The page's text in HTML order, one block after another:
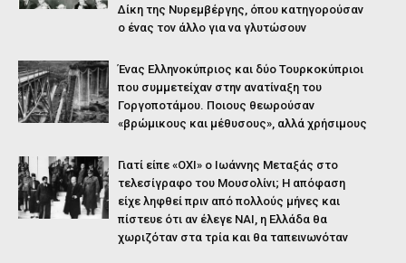
Δίκη της Νυρεμβέργης, όπου κατηγορούσαν
ο ένας τον άλλο για να γλυτώσουν
Ένας Ελληνοκύπριος και δύο Τουρκοκύπριοι
που συμμετείχαν στην ανατίναξη του
Γοργοποτάμου. Ποιους θεωρούσαν
«βρώμικους και μέθυσους», αλλά χρήσιμους
Γιατί είπε «ΟΧΙ» ο Ιωάννης Μεταξάς στο
τελεσίγραφο του Μουσολίνι; Η απόφαση
είχε ληφθεί πριν από πολλούς μήνες και
πίστευε ότι αν έλεγε ΝΑΙ, η Ελλάδα θα
χωριζόταν στα τρία και θα ταπεινωνόταν